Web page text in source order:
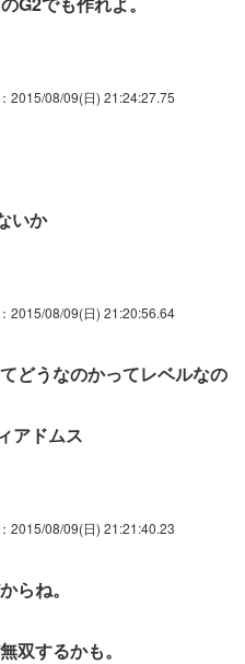
：2015/08/09(日) 21:24:27.75
いか
：2015/08/09(日) 21:20:56.64
どうなのかってレベルなの
アドムス
：2015/08/09(日) 21:21:40.23
らね。
双するかも。